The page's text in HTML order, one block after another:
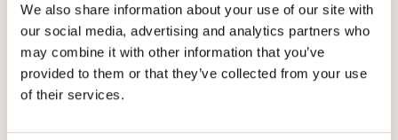
We also share information about your use of our site with
our social media, advertising and analytics partners who
may combine it with other information that you’ve
provided to them or that they’ve collected from your use
of their services.
Zero Waste Food
Packa­ge-free shopping